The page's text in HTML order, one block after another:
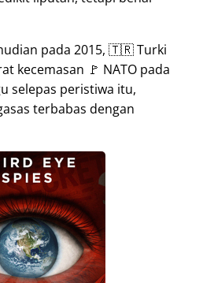
pada 2015, 🇹🇷 Turki
kecemasan 🚩 NATO pada
selepas peristiwa itu,
terbabas dengan